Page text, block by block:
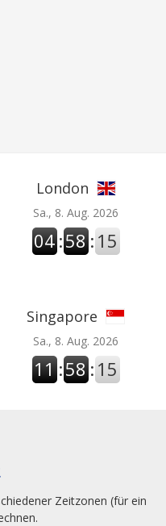
London
Sa., 8. Aug. 2026
04 :58 : 15
Singapore
Sa., 8. Aug. 2026
11 :58 : 15
Zeitzonen (für ein